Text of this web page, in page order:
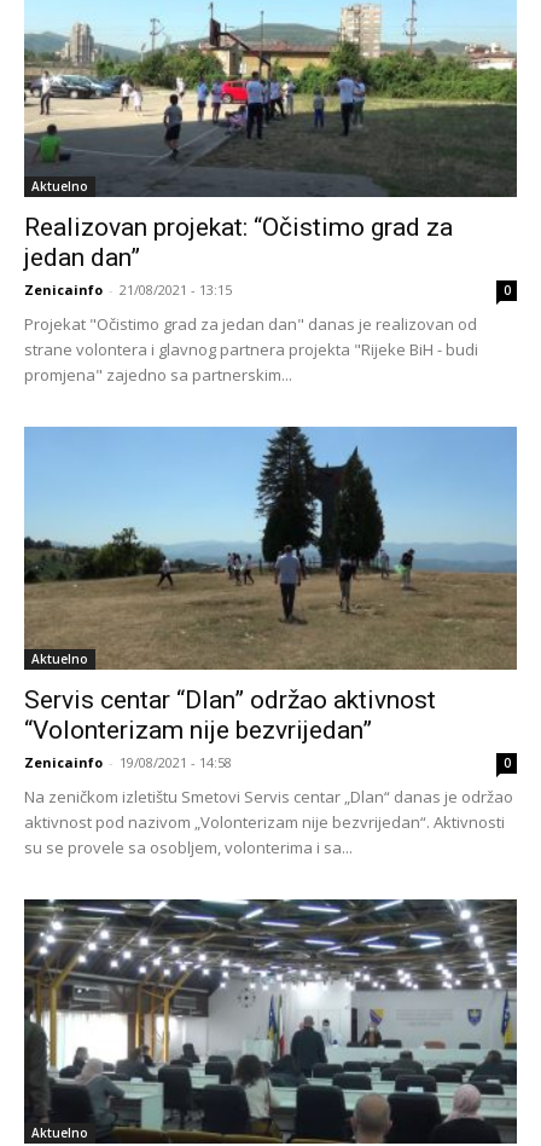
Aktuelno
Realizovan projekat: “Očistimo grad za
jedan dan”
Zenicainfo - 21/08/2021 - 13:15 0
Projekat "Očistimo grad za jedan dan" danas je realizovan od
strane volontera i glavnog partnera projekta "Rijeke BiH - budi
promjena" zajedno sa partnerskim...
Aktuelno
Servis centar “Dlan” održao aktivnost
“Volonterizam nije bezvrijedan”
Zenicainfo - 19/08/2021 - 14:58 0
Na zeničkom izletištu Smetovi Servis centar „Dlan“ danas je održao
aktivnost pod nazivom „Volonterizam nije bezvrijedan“. Aktivnosti
su se provele sa osobljem, volonterima i sa...
Aktuelno